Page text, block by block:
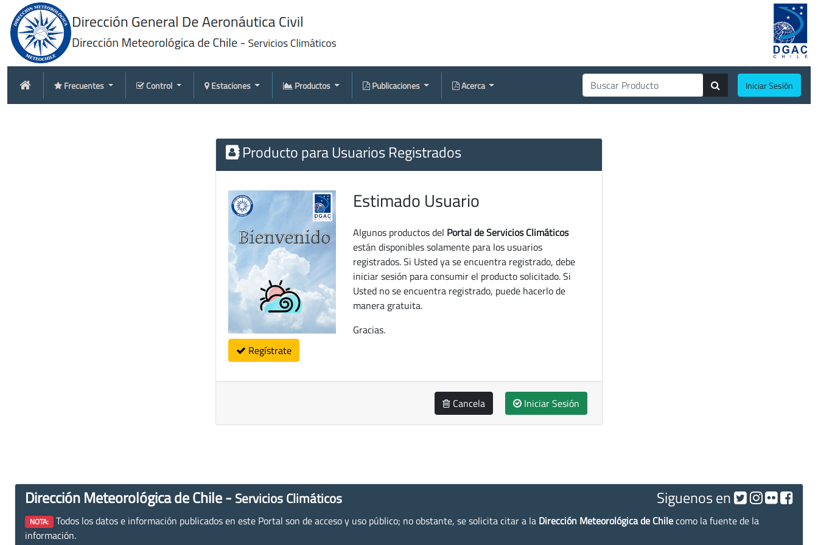
Frecuentes Control Estaciones Productos Publicaciones Acerca Iniciar Sesión
Producto para Usuarios Registrados
Regístrate
Estimado Usuario
Algunos productos del Portal de Servicios Climáticos
están disponibles solamente para los usuarios
registrados. Si Usted ya se encuentra registrado, debe
iniciar sesión para consumir el producto solicitado. Si
Usted no se encuentra registrado, puede hacerlo de
manera gratuita.
Gracias.
Cancela Iniciar Sesión
Dirección Meteorológica de Chile - Servicios Climáticos Siguenos en
NOTA: Todos los datos e información publicados en este Portal son de acceso y uso público; no obstante, se solicita citar a la Dirección Meteorológica de Chilecomo la fuente de la
información.